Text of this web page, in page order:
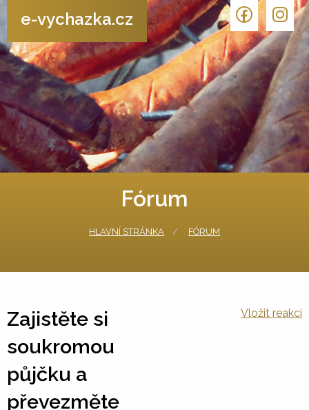
e-vychazka.cz
Fórum
HLAVNÍ STRÁNKA FÓRUM
Zajistěte si
soukromou
půjčku a
převezměte
Vložit reakci